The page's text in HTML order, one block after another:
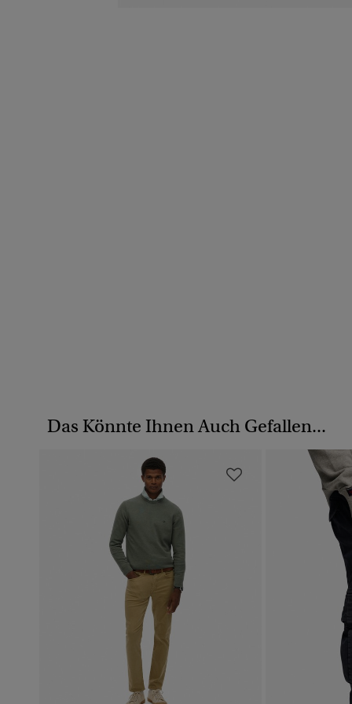
Das Könnte Ihnen Auch Gefallen...